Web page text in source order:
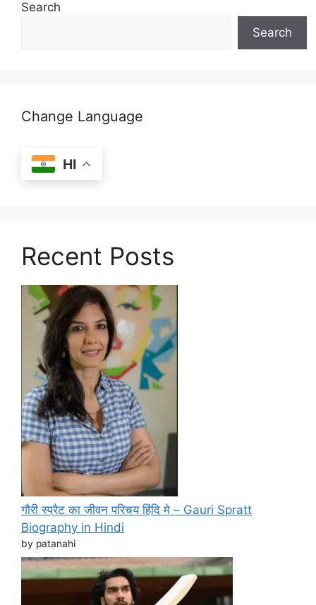
Search
Search
Change Language
HI
Recent Posts
गौरी स्प्रैट का जीवन परिचय हिंदि मे – Gauri Spratt
Biography in Hindi
by patanahi